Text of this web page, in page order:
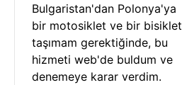
Bulgaristan'dan Polonya'ya
bir motosiklet ve bir bisiklet
taşımam gerektiğinde, bu
hizmeti web'de buldum ve
denemeye karar verdim.